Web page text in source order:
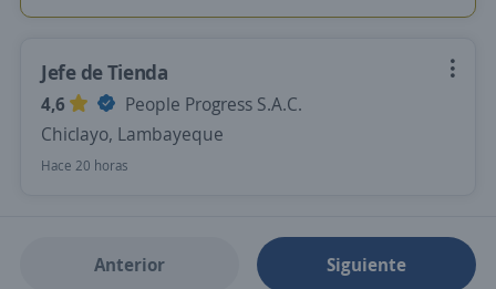
Jefe de Tienda
4,6
People Progress S.A.C.
Chiclayo, Lambayeque
Hace 20 horas
Anterior Siguiente